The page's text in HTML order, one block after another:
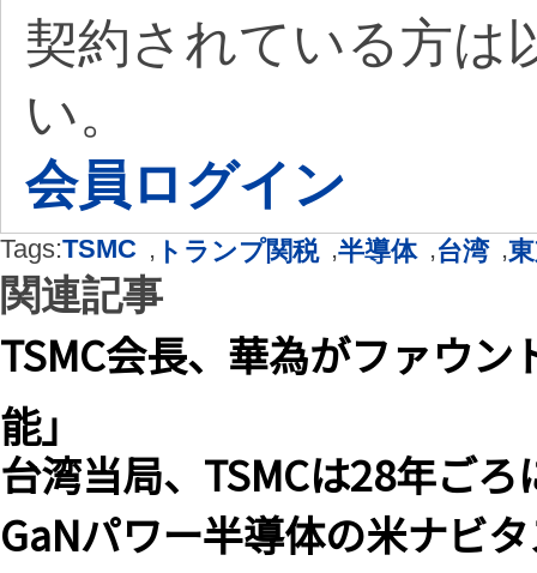
契約されている方は
い。
会員ログイン
Tags:TSMC , トランプ関税 ,半導体 ,台湾 ,
関連記事
TSMC会長、華為がファウ
能」
台湾当局、TSMCは28年ご
GaNパワー半導体の米ナビ